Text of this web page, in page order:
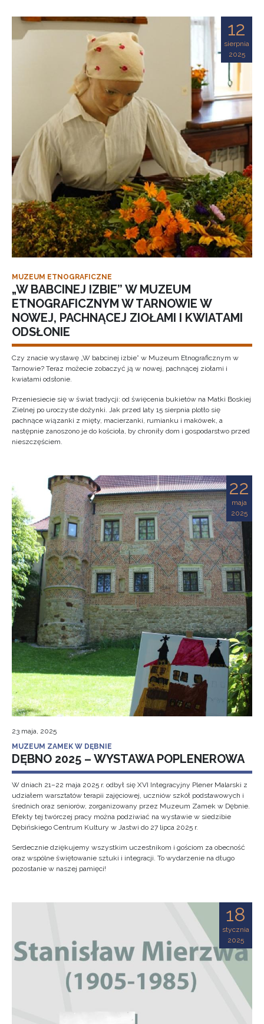
12
sierpnia
2025
MUZEUM ETNOGRAFICZNE
„W BABCINEJ IZBIE” W MUZEUM
ETNOGRAFICZNYM W TARNOWIE W
NOWEJ, PACHNĄCEJ ZIOŁAMI I KWIATAMI
ODSŁONIE
Czy znacie wystawę „W babcinej izbie” w Muzeum Etnograficznym w
Tarnowie? Teraz możecie zobaczyć ją w nowej, pachnącej ziołami i
kwiatami odsłonie.
Przeniesiecie się w świat tradycji: od święcenia bukietów na Matki Boskiej
Zielnej po uroczyste dożynki. Jak przed laty 15 sierpnia plotło się
pachnące wiązanki z mięty, macierzanki, rumianku i makówek, a
następnie zanoszono je do kościoła, by chroniły dom i gospodarstwo przed
nieszczęściem.
22
maja
2025
23 maja, 2025
MUZEUM ZAMEK W DĘBNIE
DĘBNO 2025 – WYSTAWA POPLENEROWA
W dniach 21–22 maja 2025 r. odbył się XVI Integracyjny Plener Malarski z
udziałem warsztatów terapii zajęciowej, uczniów szkół podstawowych i
średnich oraz seniorów, zorganizowany przez Muzeum Zamek w Dębnie.
Efekty tej twórczej pracy można podziwiać na wystawie w siedzibie
Dębińskiego Centrum Kultury w Jastwi do 27 lipca 2025 r.
Serdecznie dziękujemy wszystkim uczestnikom i gościom za obecność
oraz wspólne świętowanie sztuki i integracji. To wydarzenie na długo
pozostanie w naszej pamięci!
18
stycznia
2025